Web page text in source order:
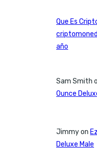
Que Es
año
Sam Smith
Ounce
Jimmyon
Deluxe Male